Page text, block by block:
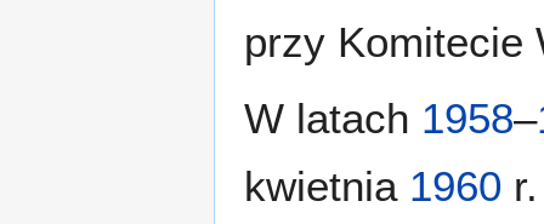
przy Komitecie
W latach 1958–
kwietnia 1960